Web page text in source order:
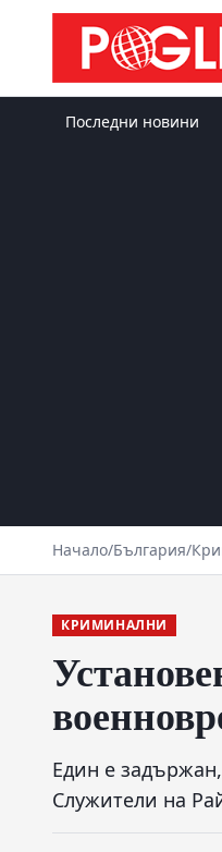
Последни новини
Начало/България/
КРИМИНАЛНИ
Един е
Служители на